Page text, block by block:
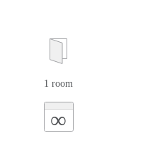
1 room
∞